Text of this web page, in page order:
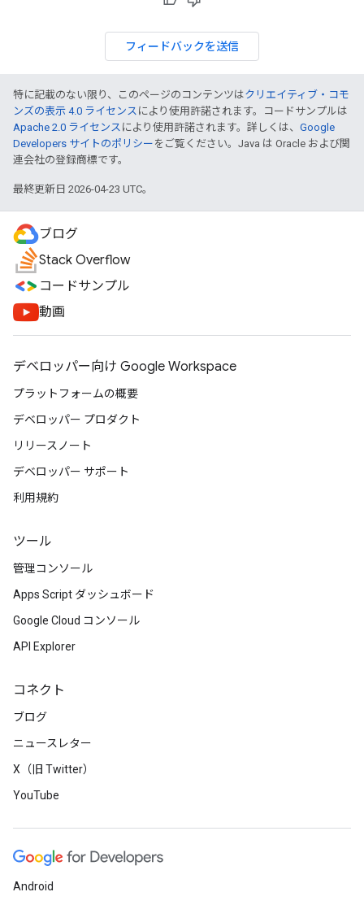
フィードバックを送信
特に記載のない限り、このページのコンテンツはクリエイティブ・コモ
ンズの表示 4.0 ライセンス により使用許諾されます。コードサンプルは
Apache 2.0 ライセンス により使用許諾されます。詳しくは、 Google
Developers サイトのポリシー をご覧ください。Java は Oracle および関
連会社の登録商標です。
最終更新日 2026-04-23 UTC。
ブログ
Stack Overflow
コードサンプル
動画
デベロッパー向け Google Workspace
プラットフォームの概要
デベロッパー プロダクト
リリースノート
デベロッパー サポート
利用規約
ツール
管理コンソール
Apps Script ダッシュボード
Google Cloud コンソール
API Explorer
コネクト
ブログ
ニュースレター
X（旧 Twitter）
YouTube
Android